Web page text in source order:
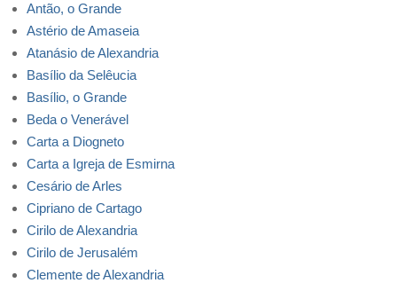
Antão, o Grande
Astério de Amaseia
Atanásio de Alexandria
Basílio da Selêucia
Basílio, o Grande
Beda o Venerável
Carta a Diogneto
Carta a Igreja de Esmirna
Cesário de Arles
Cipriano de Cartago
Cirilo de Alexandria
Cirilo de Jerusalém
Clemente de Alexandria